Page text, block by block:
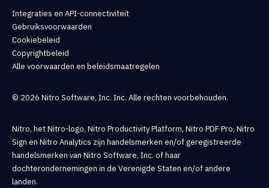
Integraties en API-connectiviteit
Gebruiksvoorwaarden
Cookiebeleid
Copyrightbeleid
Alle voorwaarden en beleidsmaatregelen
© 2026 Nitro Software, Inc. Inc. Alle rechten voorbehouden.
Nitro, het Nitro-logo, Nitro Productivity Platform, Nitro PDF Pro, Nitro
Sign en Nitro Analytics zijn handelsmerken en/of geregistreerde
handelsmerken van Nitro Software, Inc. of haar
dochterondernemingen in de Verenigde Staten en/of andere
landen.